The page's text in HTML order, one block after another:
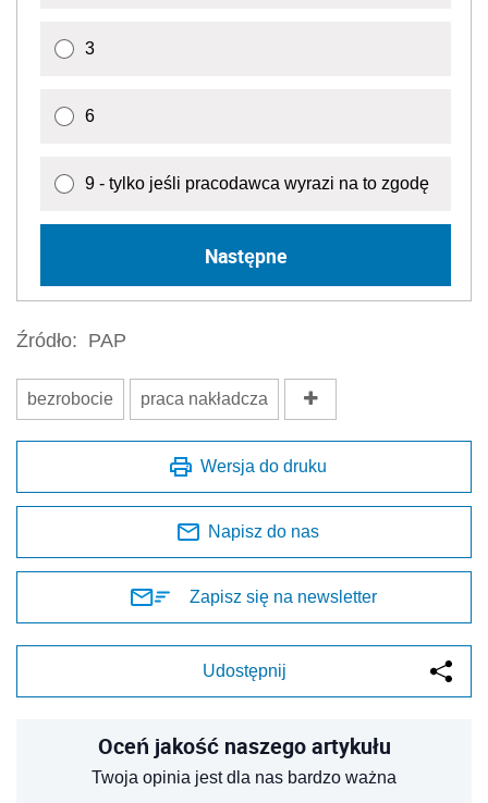
3
6
9 - tylko jeśli pracodawca wyrazi na to zgodę
Następne
Źródło: PAP
bezrobocie praca nakładcza
Wersja do druku
Napisz do nas
Zapisz się na newsletter
Udostępnij
Oceń jakość naszego artykułu
Twoja opinia jest dla nas bardzo ważna